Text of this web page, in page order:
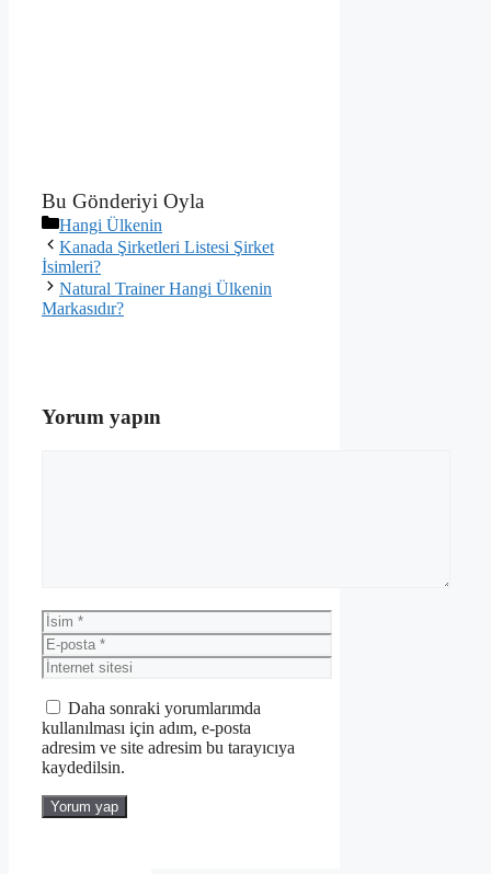
Bu Gönderiyi Oyla
Kategoriler
Hangi Ülkenin
Kanada Şirketleri Listesi Şirket
İsimleri?
Natural Trainer Hangi Ülkenin
Markasıdır?
Yorum yapın
İsim
E-
posta
İnternet
sitesi
Daha sonraki yorumlarımda
kullanılması için adım, e-posta
adresim ve site adresim bu tarayıcıya
kaydedilsin.